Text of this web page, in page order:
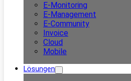
E-Monitoring
E-Management
E-Community
Invoice
Cloud
Mobile
Lösungen